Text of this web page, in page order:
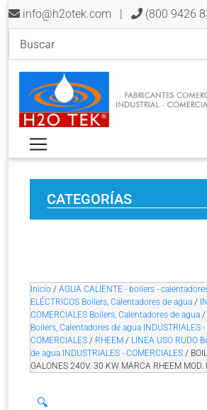
info@h2otek.com | (800 9426
CATEGORÍAS
Inicio / AGUA CALIENTE - boilers -
ELÉCTRICOS Boilers, Calentadores de agua /
COMERCIALES Boilers, Calentadores de agua /
Boilers, Calentadores de agua INDUSTRIALES -
COMERCIALES / RHEEM / LINEA USO RUDO
de agua INDUSTRIALES - COMERCIALES /
GALONES 240V. 30 KW MARCA RHEEM MOD.
🔍